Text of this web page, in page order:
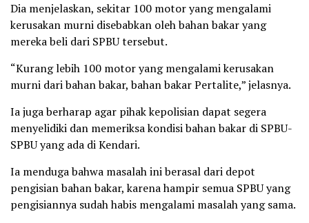
Dia menjelaskan, sekitar 100 motor yang mengalami
kerusakan murni disebabkan oleh bahan bakar yang
mereka beli dari SPBU tersebut.
“Kurang lebih 100 motor yang mengalami kerusakan
murni dari bahan bakar, bahan bakar Pertalite,” jelasnya.
Ia juga berharap agar pihak kepolisian dapat segera
menyelidiki dan memeriksa kondisi bahan bakar di SPBU-
SPBU yang ada di Kendari.
Ia menduga bahwa masalah ini berasal dari depot
pengisian bahan bakar, karena hampir semua SPBU yang
pengisiannya sudah habis mengalami masalah yang sama.